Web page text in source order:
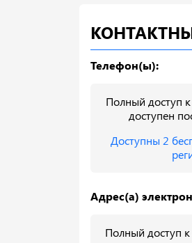
Телефон(ы):
Полный доступ
доступен
Доступны 2
Адрес(а)
Полный доступ